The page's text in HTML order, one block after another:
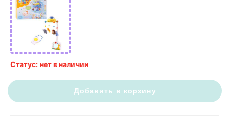
Статус: нет в наличии
Добавить в корзину